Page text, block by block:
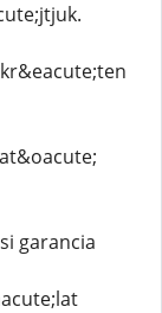
garancia